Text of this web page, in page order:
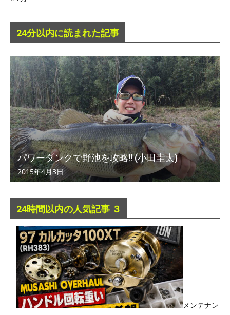
24分以内に読まれた記事
パワーダンクで野池を攻略!! (小田圭太)
2015年4月3日
24時間以内の人気記事 ３
メンテナン